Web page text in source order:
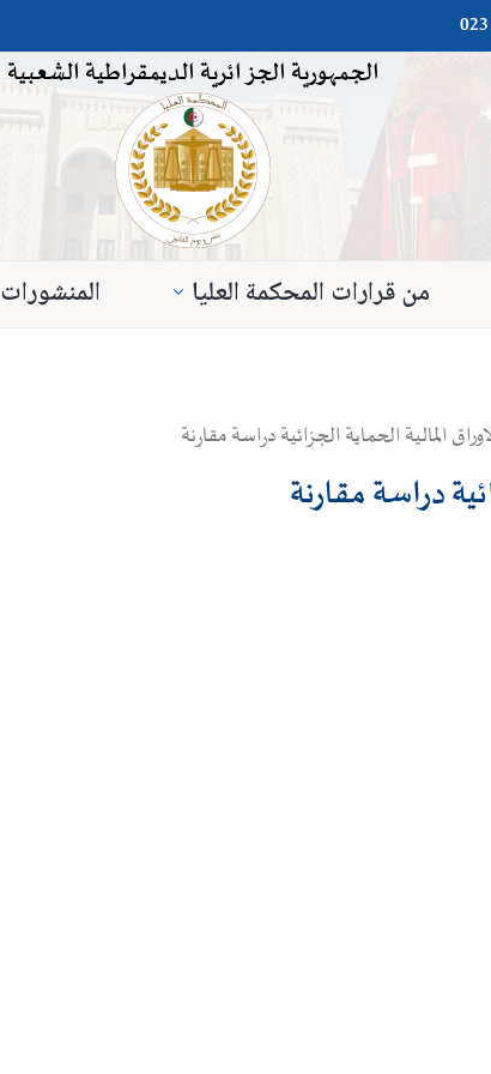
الجمهورية الجزائرية الديمقراطية الشعبية
من قرارات المحكمة العليا المنشورات
المالية الحماية الجزائية دراسة مقارنة
دراسة مقارنة